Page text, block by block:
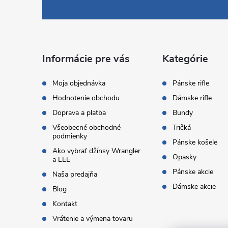
Informácie pre vás
Moja objednávka
Hodnotenie obchodu
Doprava a platba
Všeobecné obchodné
podmienky
Ako vybrať džínsy Wrangler
a LEE
Naša predajňa
Blog
Kontakt
Vrátenie a výmena tovaru
Kategórie
Pánske rifle
Dámske rifle
Bundy
Tričká
Pánske košele
Opasky
Pánske akcie
Dámske akcie